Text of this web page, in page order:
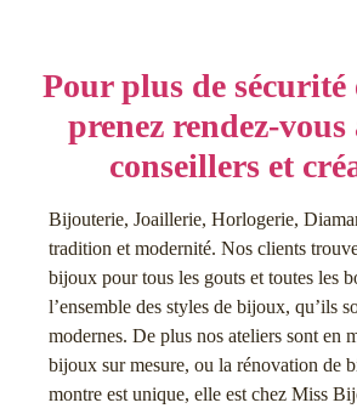
Pour plus de
prenez rendez-vous
conseillers et
Bijouterie, Joaillerie, Horlogerie,
tradition et modernité. Nos clients
bijoux pour tous les gouts et toutes les
l’ensemble des styles de bijoux, qu’ils
modernes. De plus nos ateliers sont en
bijoux sur mesure, ou la rénovation de
montre est unique, elle est chez Miss